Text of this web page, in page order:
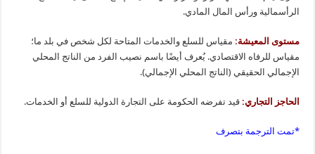
الرأسمالية ورأس المال المادي.
مستوى المعيشة: مقياس للسلع والخدمات المتاحة لكل شخص في بلد ما؛
مقياس للرفاه الاقتصادي. يُعرف أيضًا باسم نصيب الفرد من الناتج المحلي
الإجمالي الحقيقي (الناتج المحلي الإجمالي).
الحاجز التجاري: قيد تفرضه الحكومة على التجارة الدولية للسلع أو الخدمات.
*تمت الترجمة بتصرف